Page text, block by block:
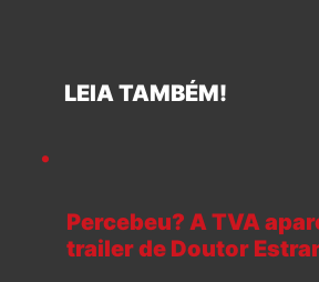
LEIA TAMBÉM!
Percebeu? A TVA
trailer de Doutor